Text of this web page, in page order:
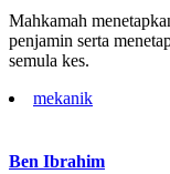
Mahkamah
penjamin serta
semula kes.
mekanik
Ben Ibrahim